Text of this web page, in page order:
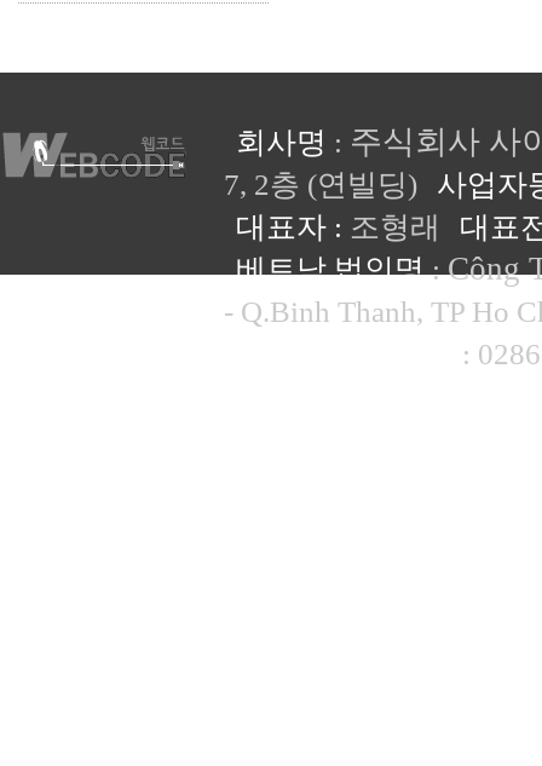
회사명 : 주식회사 사
7, 2층 (연빌딩)
사업자
대표자 : 조형래
대표
베트남 법인명:Công
- Q.Binh Thanh, TP Ho
: